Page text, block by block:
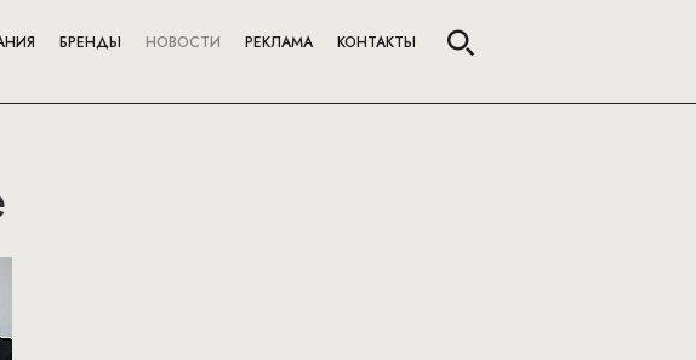
БРЕНДЫ НОВОСТИ РЕКЛАМА КОНТАКТЫ